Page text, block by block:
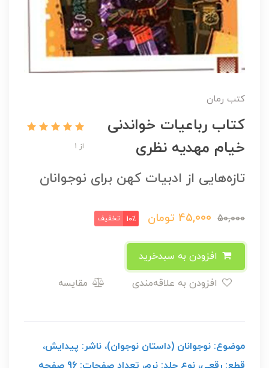
کتب رمان
کتاب رباعیات خواندنی
خیام مهدیه نظری
از 1
تازه‌هایی از ادبیات کهن برای نوجوانان
50,000
45,000 تومان 10٪ تخفیف
مقایسه
موضوع: نوجوانان (داستان نوجوان)، ناشر: پیدایش،